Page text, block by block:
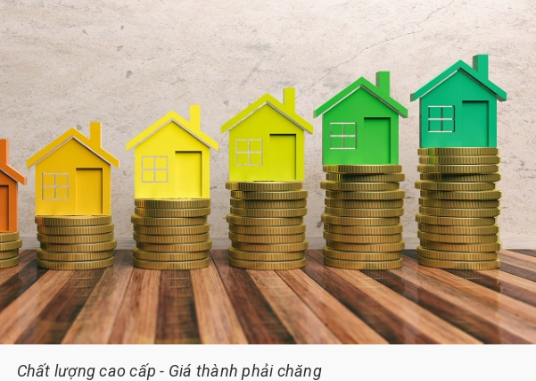
Chất lượng cao cấp - Giá thành phải chăng